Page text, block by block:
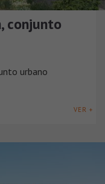
conjunto
urbano
VER +